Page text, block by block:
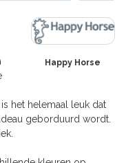
Happy Horse
het helemaal leuk dat
geborduurd wordt.